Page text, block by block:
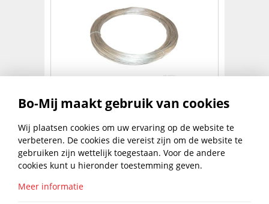
IJZERDR.GALV.NO 14 5KG 2,0MM
€20,59
excl. btw
NAAR PRODUCT
1 2 3 4 5 6
Bo-Mij maakt gebruik van cookies
Wij plaatsen cookies om uw ervaring op de website te
verbeteren. De cookies die vereist zijn om de website te
gebruiken zijn wettelijk toegestaan. Voor de andere
cookies kunt u hieronder toestemming geven.
Meer informatie